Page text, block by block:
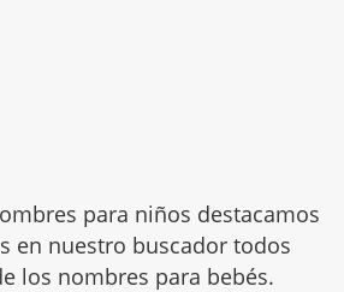
para niños destacamos
en nuestro buscador todos
los nombres para bebés.